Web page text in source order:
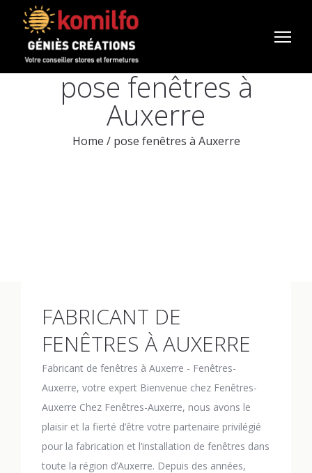
pose fenêtres à
Auxerre
Home /pose fenêtres à Auxerre
FABRICANT DE
FENÊTRES À AUXERRE
Fabricant de fenêtres à Auxerre - Fenêtres-
Auxerre, votre expert Bienvenue chez Fenêtres-
Auxerre Chez Fenêtres-Auxerre, nous avons le
plaisir et la fierté d’être votre partenaire privilégié
pour la fabrication et l’installation de fenêtres dans
toute la région d’Auxerre. Depuis des années,